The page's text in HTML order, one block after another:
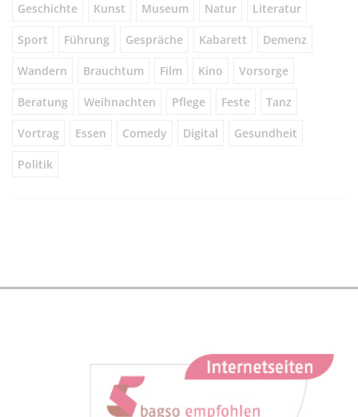
Geschichte Kunst Museum Natur Literatur
Sport Führung Gespräche Kabarett Demenz
Wandern Brauchtum Film Kino Vorsorge
Beratung Weihnachten Pflege Feste Tanz
Vortrag Essen Comedy Digital Gesundheit
Politik